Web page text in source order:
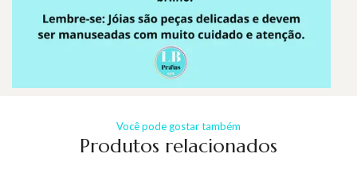
Você pode gostar também
Produtos relacionados